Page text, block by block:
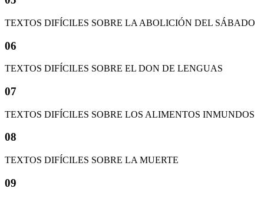
TEXTOS DIFÍCILES SOBRE LA ABOLICIÓN DEL SÁBADO
06
TEXTOS DIFÍCILES SOBRE EL DON DE LENGUAS
07
TEXTOS DIFÍCILES SOBRE LOS ALIMENTOS INMUNDOS
08
TEXTOS DIFÍCILES SOBRE LA MUERTE
09